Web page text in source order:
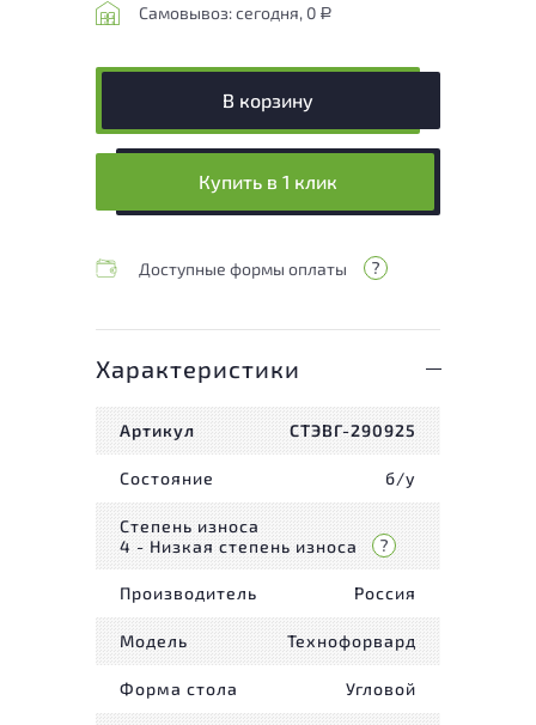
Самовывоз: сегодня, 0 Р
В корзину
Купить в 1 клик
Доступные формы оплаты
Характеристики
Артикул СТЭВГ-290925
Состояние б/у
Степень износа
4 - Низкая степень износа
Производитель Россия
Модель Технофорвард
Форма стола Угловой